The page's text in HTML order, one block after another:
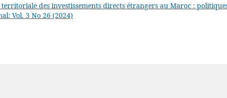
des investissements directs étrangers au Maroc :
Vol. 3 No 26 (2024)